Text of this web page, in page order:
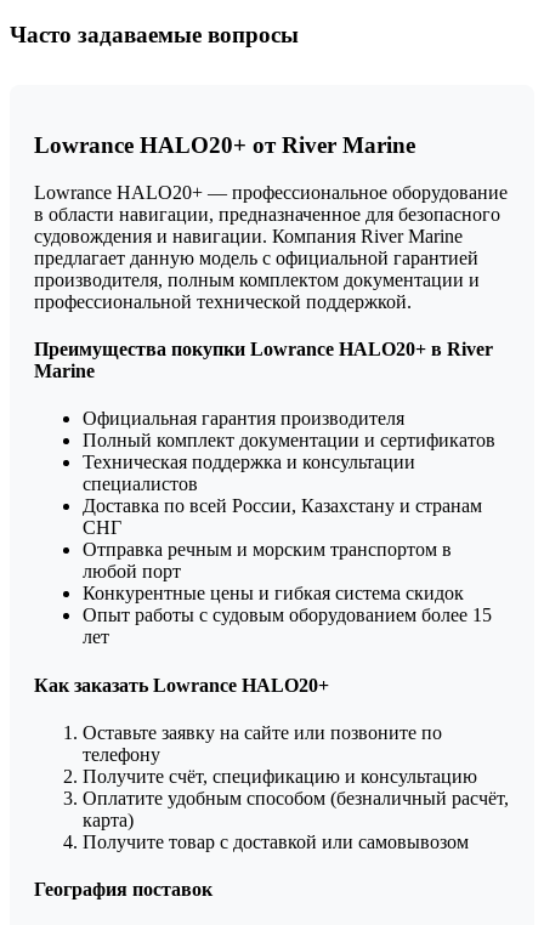
Часто задаваемые вопросы
Lowrance HALO20+ от River Marine
Lowrance HALO20+ — профессиональное оборудование
в области навигации, предназначенное для безопасного
судовождения и навигации. Компания River Marine
предлагает данную модель с официальной гарантией
производителя, полным комплектом документации и
профессиональной технической поддержкой.
Преимущества покупки Lowrance HALO20+ в River
Marine
Официальная гарантия производителя
Полный комплект документации и сертификатов
Техническая поддержка и консультации
специалистов
Доставка по всей России, Казахстану и странам
СНГ
Отправка речным и морским транспортом в
любой порт
Конкурентные цены и гибкая система скидок
Опыт работы с судовым оборудованием более 15
лет
Как заказать Lowrance HALO20+
Оставьте заявку на сайте или позвоните по
телефону
Получите счёт, спецификацию и консультацию
Оплатите удобным способом (безналичный расчёт,
карта)
Получите товар с доставкой или самовывозом
География поставок